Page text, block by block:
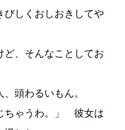
びしくおしおきしてや
、そんなことしてお
頭わるいもん。
ちゃうわ。」 彼女は